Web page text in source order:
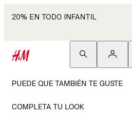
20% EN TODO INFANTIL
PUEDE QUE TAMBIÉN TE GUSTE
COMPLETA TU LOOK